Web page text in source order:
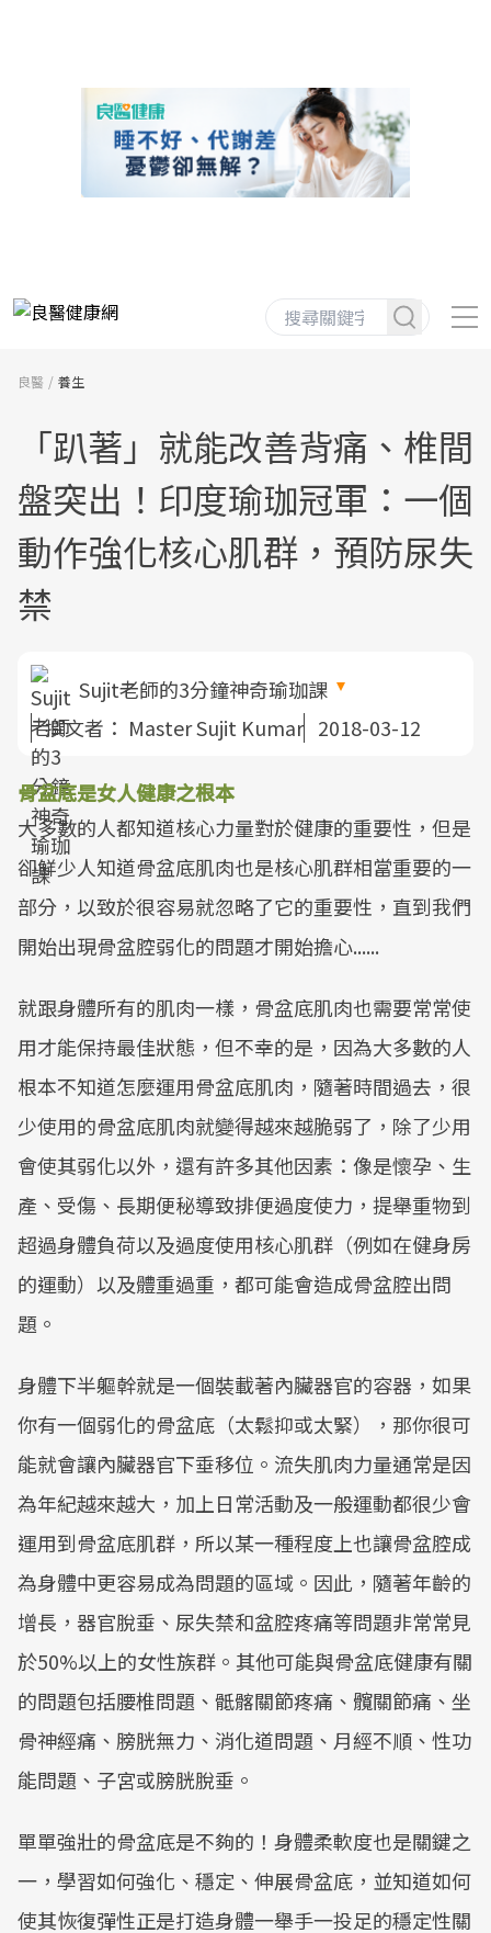
良醫 養生
「趴著」就能改善背痛、椎間
盤突出！印度瑜珈冠軍：一個
動作強化核心肌群，預防尿失
禁
Sujit老師的3分鐘神奇瑜珈課
撰文者： Master Sujit Kumar 2018-03-12
骨盆底是女人健康之根本
大多數的人都知道核心力量對於健康的重要性，但是
卻鮮少人知道骨盆底肌肉也是核心肌群相當重要的一
部分，以致於很容易就忽略了它的重要性，直到我們
開始出現骨盆腔弱化的問題才開始擔心......
就跟身體所有的肌肉一樣，骨盆底肌肉也需要常常使
用才能保持最佳狀態，但不幸的是，因為大多數的人
根本不知道怎麼運用骨盆底肌肉，隨著時間過去，很
少使用的骨盆底肌肉就變得越來越脆弱了，除了少用
會使其弱化以外，還有許多其他因素：像是懷孕、生
產、受傷、長期便秘導致排便過度使力，提舉重物到
超過身體負荷以及過度使用核心肌群（例如在健身房
的運動）以及體重過重，都可能會造成骨盆腔出問
題。
身體下半軀幹就是一個裝載著內臟器官的容器，如果
你有一個弱化的骨盆底（太鬆抑或太緊），那你很可
能就會讓內臟器官下垂移位。流失肌肉力量通常是因
為年紀越來越大，加上日常活動及一般運動都很少會
運用到骨盆底肌群，所以某一種程度上也讓骨盆腔成
為身體中更容易成為問題的區域。因此，隨著年齡的
增長，器官脫垂、尿失禁和盆腔疼痛等問題非常常見
於50%以上的女性族群。其他可能與骨盆底健康有關
的問題包括腰椎問題、骶髂關節疼痛、髖關節痛、坐
骨神經痛、膀胱無力、消化道問題、月經不順、性功
能問題、子宮或膀胱脫垂。
單單強壯的骨盆底是不夠的！身體柔軟度也是關鍵之
一，學習如何強化、穩定、伸展骨盆底，並知道如何
使其恢復彈性正是打造身體一舉手一投足的穩定性關